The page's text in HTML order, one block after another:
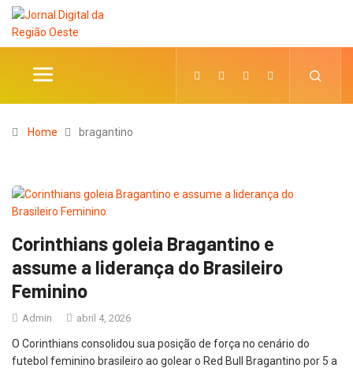
Home bragantino
Corinthians goleia Bragantino e
assume a liderança do Brasileiro
Feminino
Admin abril 4, 2026
O Corinthians consolidou sua posição de força no cenário do
futebol feminino brasileiro ao golear o Red Bull Bragantino por 5 a